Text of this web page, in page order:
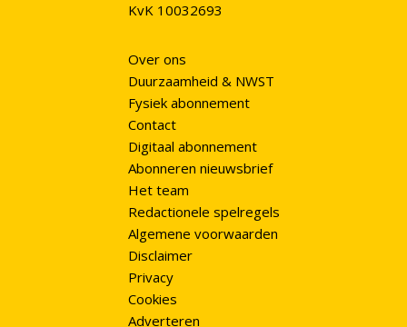
KvK 10032693
Over ons
Duurzaamheid & NWST
Fysiek abonnement
Contact
Digitaal abonnement
Abonneren nieuwsbrief
Het team
Redactionele spelregels
Algemene voorwaarden
Disclaimer
Privacy
Cookies
Adverteren